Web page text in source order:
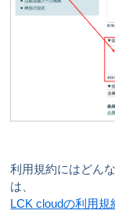
利用規約にはどん
は、
LCK cloudの利用規